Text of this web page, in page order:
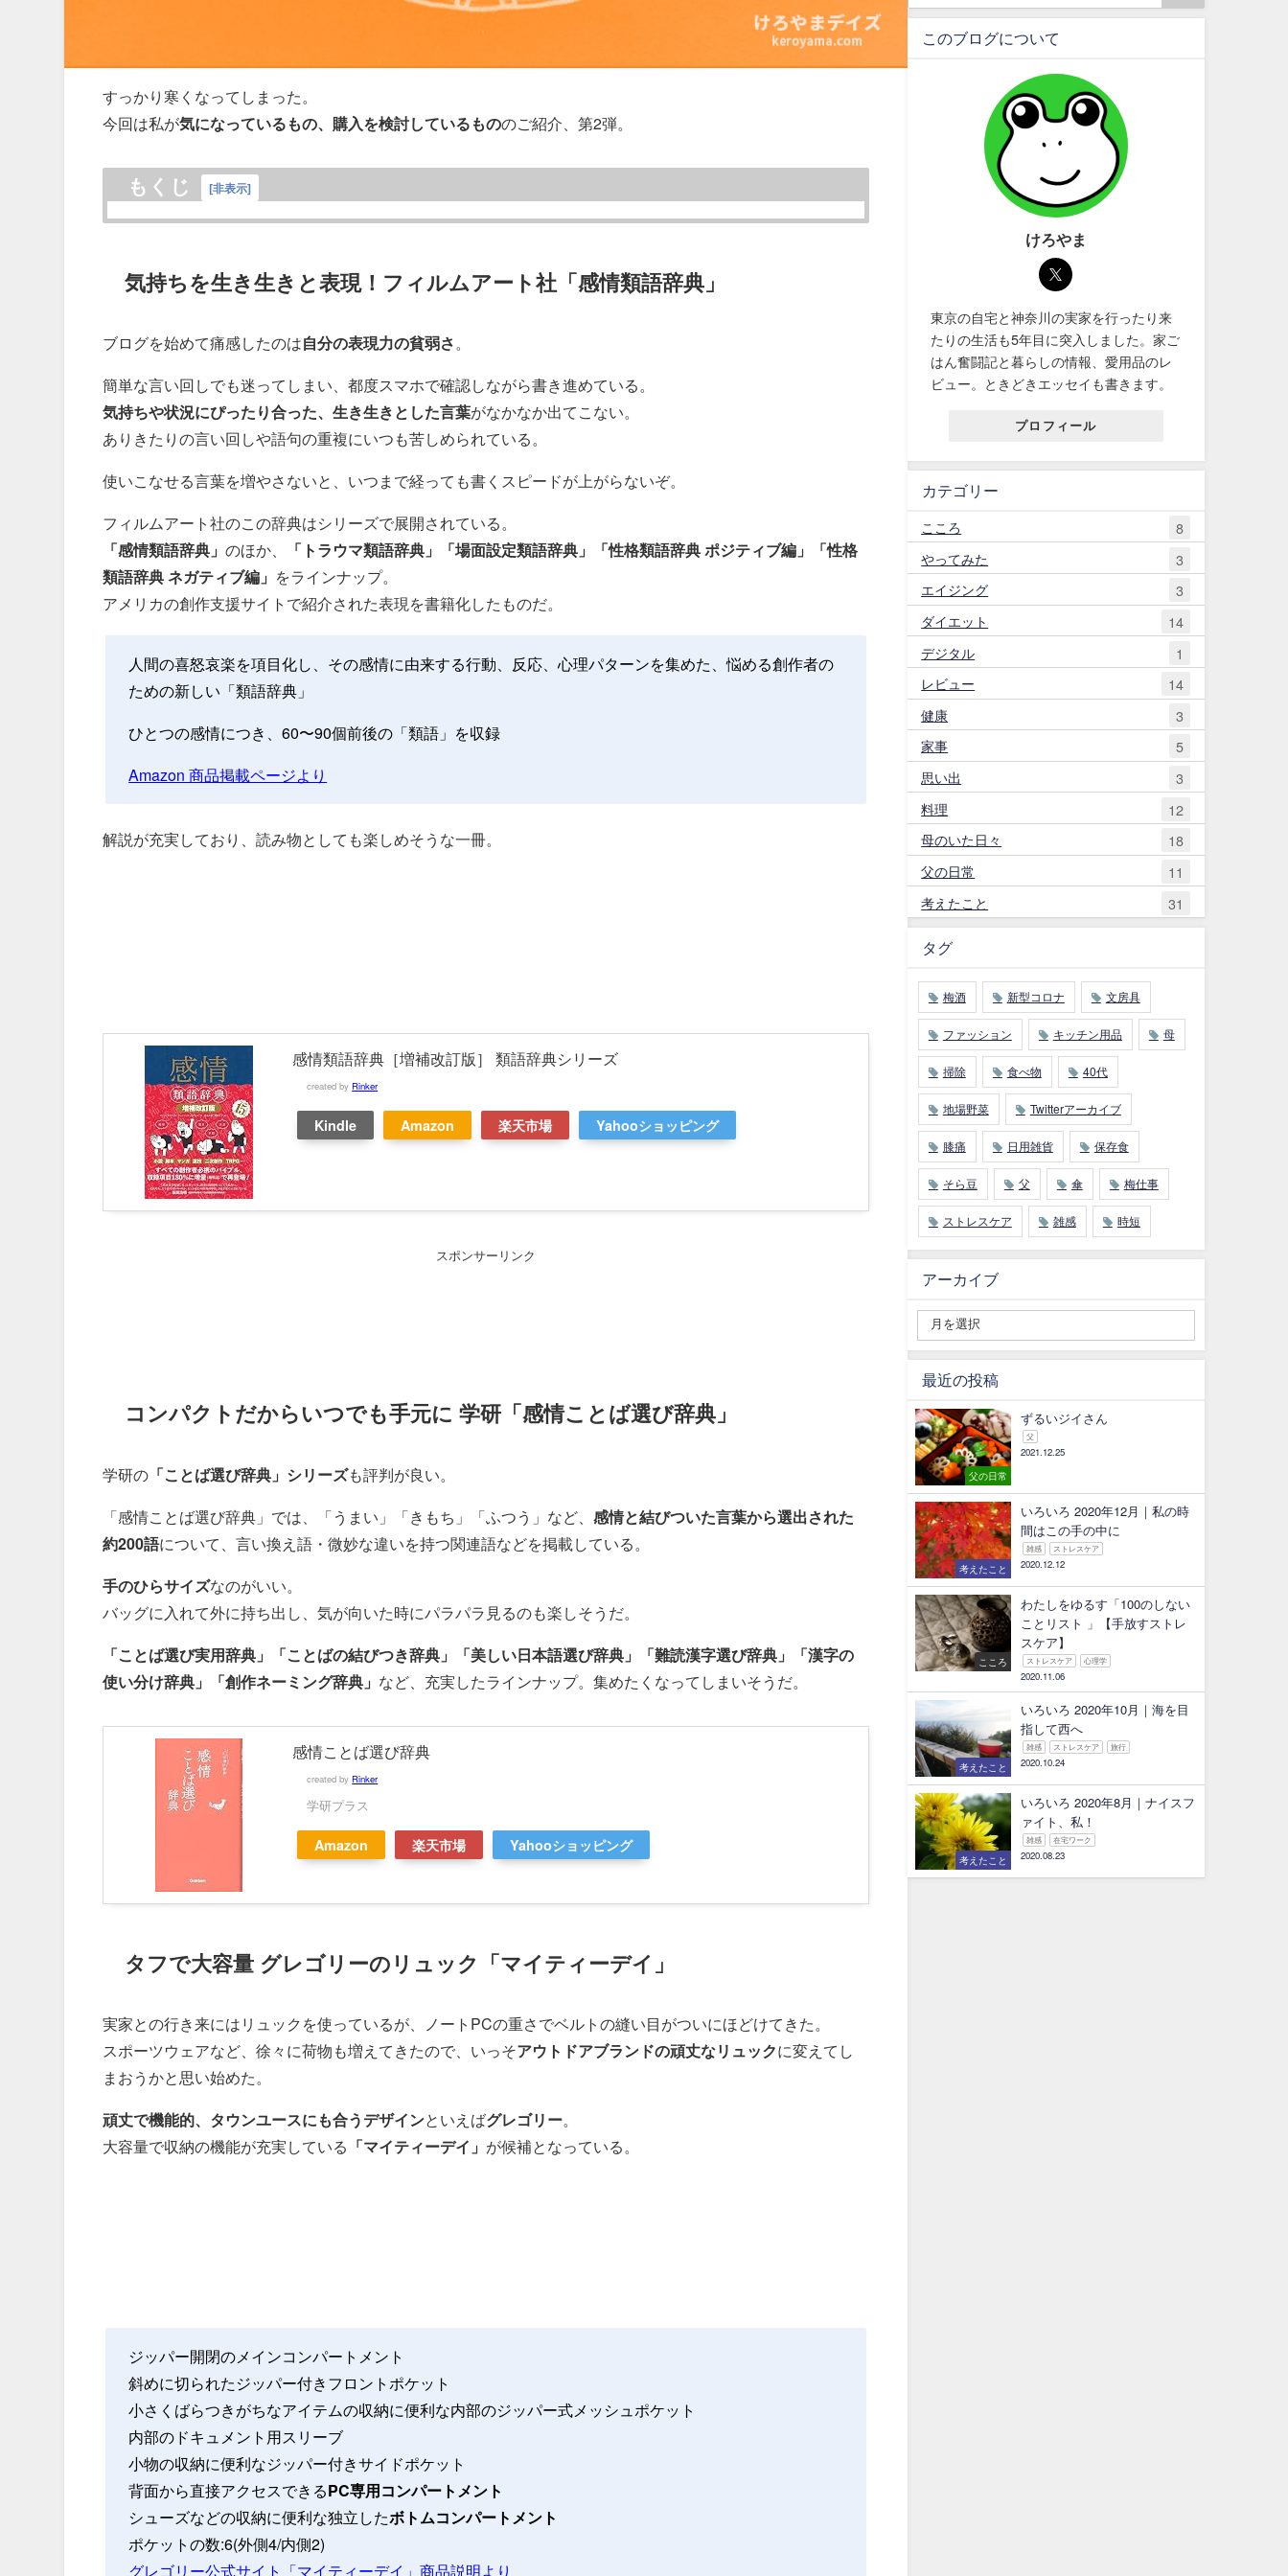
すっかり寒くなってしまった。
今回は私が気になっているもの、購入を検討しているもののご紹介、第2弾。
もくじ [非表示]
気持ちを生き生きと表現！フィルムアート社「感情類語辞典」
ブログを始めて痛感したのは自分の表現力の貧弱さ。
簡単な言い回しでも迷ってしまい、都度スマホで確認しながら書き進めている。
気持ちや状況にぴったり合った、生き生きとした言葉がなかなか出てこない。
ありきたりの言い回しや語句の重複にいつも苦しめられている。
使いこなせる言葉を増やさないと、いつまで経っても書くスピードが上がらないぞ。
フィルムアート社のこの辞典はシリーズで展開されている。
「感情類語辞典」のほか、
「トラウマ類語辞典」「場面設定類語辞典」「性格類語辞典 ポジティブ編」「性格
類語辞典 ネガティブ編」 をラインナップ。
アメリカの創作支援サイトで紹介された表現を書籍化したものだ。
人間の喜怒哀楽を項目化し、その感情に由来する行動、反応、心理パターンを集めた、悩める創作者の
ための新しい「類語辞典」
ひとつの感情につき、60〜90個前後の「類語」を収録
Amazon 商品掲載ページより
解説が充実しており、読み物としても楽しめそうな一冊。
感情類語辞典［増補改訂版］ 類語辞典シリーズ
created byRinker
Kindle Amazon 楽天市場 Yahooショッピング
スポンサーリンク
コンパクトだからいつでも手元に 学研「感情ことば選び辞典」
学研の 「ことば選び辞典」シリーズも評判が良い。
「感情ことば選び辞典」では、「うまい」「きもち」「ふつう」など、感情と結びついた言葉から選出された
約200語について、言い換え語・微妙な違いを持つ関連語などを掲載している。
手のひらサイズなのがいい。
バッグに入れて外に持ち出し、気が向いた時にパラパラ見るのも楽しそうだ。
「ことば選び実用辞典」「ことばの結びつき辞典」「美しい日本語選び辞典」「難読漢字選び辞典」「漢字の
使い分け辞典」「創作ネーミング辞典」 など、充実したラインナップ。集めたくなってしまいそうだ。
感情ことば選び辞典
created byRinker
学研プラス
Amazon 楽天市場 Yahooショッピング
タフで大容量 グレゴリーのリュック「マイティーデイ」
実家との行き来にはリュックを使っているが、ノートPCの重さでベルトの縫い目がついにほどけてきた。
スポーツウェアなど、徐々に荷物も増えてきたので、いっそアウトドアブランドの頑丈なリュックに変えてし
まおうかと思い始めた。
頑丈で機能的、タウンユースにも合うデザインといえばグレゴリー。
大容量で収納の機能が充実している 「マイティーデイ」 が候補となっている。
ジッパー開閉のメインコンパートメント
斜めに切られたジッパー付きフロントポケット
小さくばらつきがちなアイテムの収納に便利な内部のジッパー式メッシュポケット
内部のドキュメント用スリーブ
小物の収納に便利なジッパー付きサイドポケット
背面から直接アクセスできるPC専用コンパートメント
シューズなどの収納に便利な独立したボトムコンパートメント
ポケットの数:6(外側4/内側2)
グレゴリー公式サイト「マイティーデイ」商品説明より
このブログについて
けろやま
東京の自宅と神奈川の実家を行ったり来
たりの生活も5年目に突入しました。家ご
はん奮闘記と暮らしの情報、愛用品のレ
ビュー。ときどきエッセイも書きます。
プロフィール
カテゴリー
こころ
8
やってみた
3
エイジング
3
ダイエット
14
デジタル
1
レビュー
14
健康
3
家事
5
思い出
3
料理
12
母のいた日々
18
父の日常
11
考えたこと
31
タグ
梅酒 新型コロナ 文房具
ファッション キッチン用品 母
掃除 食べ物 40代
地場野菜 Twitterアーカイブ
膝痛 日用雑貨 保存食
そら豆 父 傘 梅仕事
ストレスケア 雑感 時短
アーカイブ
最近の投稿
父の日常
ずるいジイさん
父
2021.12.25
考えたこと
いろいろ 2020年12月｜私の時
間はこの手の中に
雑感 ストレスケア
2020.12.12
こころ
わたしをゆるす「100のしない
ことリスト 」【手放すストレ
スケア】
ストレスケア 心理学
2020.11.06
考えたこと
いろいろ 2020年10月｜海を目
指して西へ
雑感 ストレスケア 旅行
2020.10.24
考えたこと
いろいろ 2020年8月｜ナイスフ
ァイト、私！
雑感 在宅ワーク
2020.08.23